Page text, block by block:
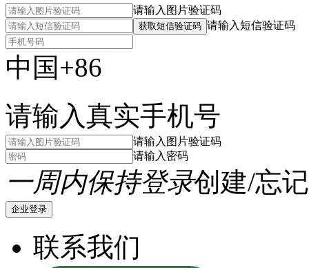
请输入图片验证码
获取短信验证码 请输入短信验证码
中国+86
请输入真实手机号
请输入图片验证码
请输入密码
一周内保持登录创建/忘
企业登录
联系我们